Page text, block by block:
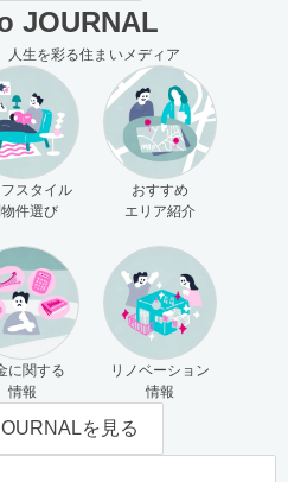
JOURNAL
人生を彩る住まいメディア
スタイル
件選び
おすすめ
エリア紹介
に関する
情報
リノベーション
情報
を見る